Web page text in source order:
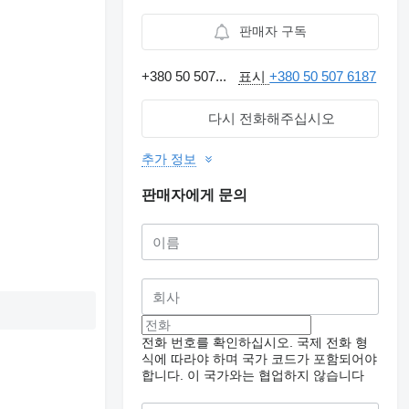
판매자 구독
+380 50 507... 표시+380 50 507 6187
다시 전화해주십시오
추가 정보
판매자에게 문의
전화 번호를 확인하십시오. 국제 전화 형
식에 따라야 하며 국가 코드가 포함되어야
합니다. 이 국가와는 협업하지 않습니다